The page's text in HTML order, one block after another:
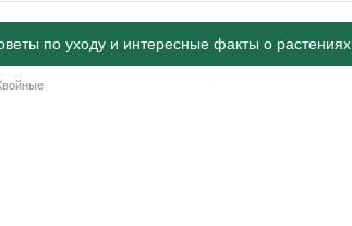
по уходу и интересные факты о растениях